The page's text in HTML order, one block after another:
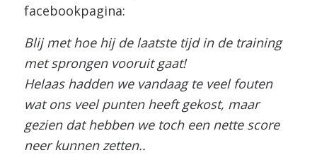
facebookpagina:
Blij met hoe hij de laatste tijd in de training
met sprongen vooruit gaat!
Helaas hadden we vandaag te veel fouten
wat ons veel punten heeft gekost, maar
gezien dat hebben we toch een nette score
neer kunnen zetten..